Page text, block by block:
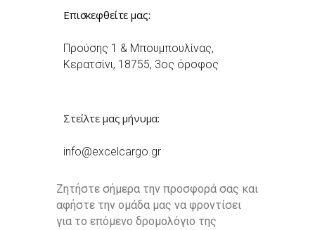
Επισκεφθείτε μας:
Προύσης 1 & Μπουμπουλίνας,
Κερατσίνι, 18755, 3ος όροφος
Στείλτε μας μήνυμα:
info@excelcargo.gr
Ζητήστε σήμερα την προσφορά σας και
αφήστε την ομάδα μας να φροντίσει
για το επόμενο δρομολόγιο της